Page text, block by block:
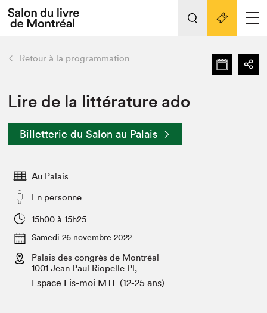
Espace exposant⋅e⋅s
Espace enseignant·e·s
Espace médias
L'événement
Préparer sa visite au Salon
Actualités
SLM PRO
retour Nos activités
Préparer sa visite
Salon dans la ville et en ligne
Projets partenaires
Liens pratiques
Retour à la programmation
Lire de la littérature ado
Billetterie du Salon au Palais
Au Palais
En personne
15h00 à 15h25
Samedi 26 novembre 2022
Palais des congrès de Montréal
1001 Jean Paul Riopelle Pl,
Espace Lis-moi MTL (12-25 ans)